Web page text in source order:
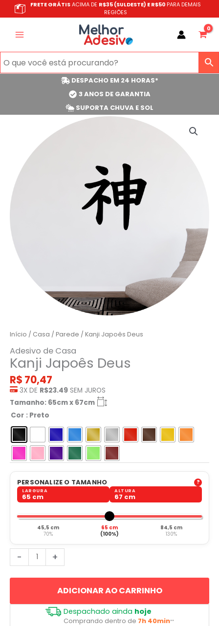
para
FRETE GRÁTISACIMA DE R$35 (SULDESTE) E R$50 PARA DEMAIS
REGIÕES
DESPACHO EM 24 HORAS*
3 ANOS DE GARANTIA
SUPORTA CHUVA E SOL
Início / Casa / Parede / Kanji Japoês Deus
Adesivo de Casa
Kanji Japoês Deus
R$ 70,47
3X DE R$23.49 SEM JUROS
Tamanho: 65cm x 67cm
Cor : Preto
PERSONALIZE O TAMANHO
LARGURA
65 cm
ALTURA
67 cm
45,5 cm
70%
65 cm
(100%)
84,5 cm
130%
-
Japoês
Deus
+
ADICIONAR AO CARRINHO
Despachado ainda hoje
Comprando dentro de 7h 40min**